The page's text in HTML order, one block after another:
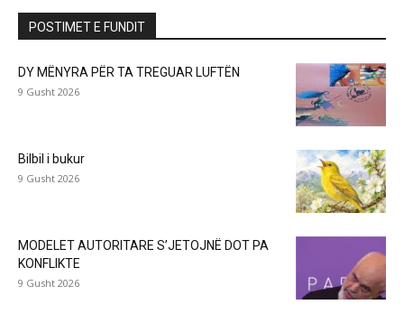
POSTIMET E FUNDIT
DY MËNYRA PËR TA TREGUAR LUFTËN
9 Gusht 2026
Bilbil i bukur
9 Gusht 2026
MODELET AUTORITARE S’JETOJNË DOT PA
KONFLIKTE
9 Gusht 2026